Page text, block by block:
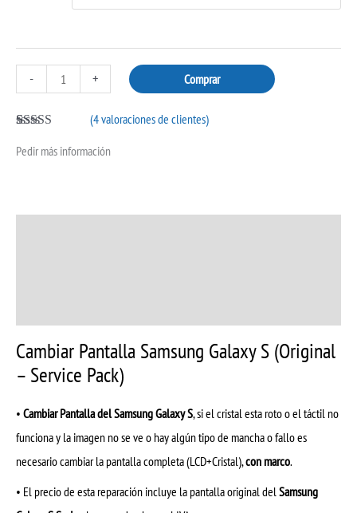
- + Comprar
5.00 de 5 en
(4valoraciones de clientes)
Pedir más información
Cambiar Pantalla Samsung Galaxy S (Original
– Service Pack)
•Cambiar Pantalla del Samsung Galaxy S, si el cristal esta roto o el táctil no
funciona y la imagen no se ve o hay algún tipo de mancha o fallo es
necesario cambiar la pantalla completa (LCD+Cristal),con marco.
• El precio de esta reparación incluye la pantalla original delSamsung